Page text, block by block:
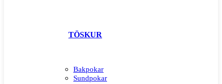
TÖSKUR
Bakpokar
Sundpokar